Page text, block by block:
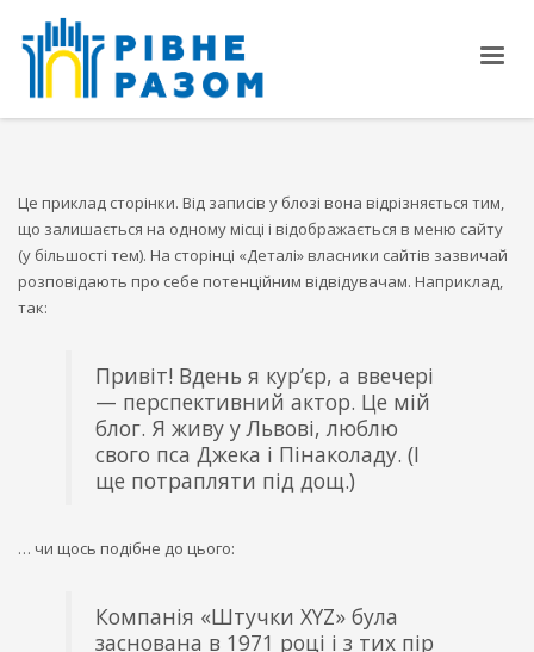
Це приклад сторінки. Від записів у блозі вона відрізняється тим,
що залишається на одному місці і відображається в меню сайту
(у більшості тем). На сторінці «Деталі» власники сайтів зазвичай
розповідають про себе потенційним відвідувачам. Наприклад,
так:
Привіт! Вдень я кур’єр, а ввечері
— перспективний актор. Це мій
блог. Я живу у Львові, люблю
свого пса Джека і Пінаколаду. (І
ще потрапляти під дощ.)
… чи щось подібне до цього:
Компанія «Штучки XYZ» була
заснована в 1971 році і з тих пір